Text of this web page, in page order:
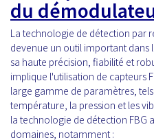
du
La technologie de détection par
devenue un outil important
sa haute précision, fiabilité et
implique l'utilisation de capteurs
large gamme de paramètres,
température, la pression et les
la technologie de détection FBG
domaines, notamment :